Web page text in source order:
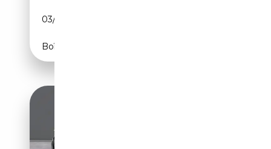
03/2026
Boîte automatique